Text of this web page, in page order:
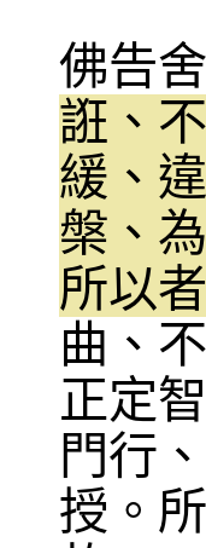
佛告
誑、
緩、
槃、
所以
曲、
正定
門行
授。